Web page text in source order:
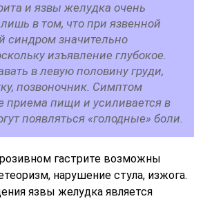
и язвы желудка очень
в том, что при язвенной
синдром значительно
изъявление глубокое.
в левую половину груди,
позвоночник. Симптом
приема пищи и усиливается в
появляться «голодные» боли.
гастрите возможны
нарушение стула, изжога.
язвы желудка является